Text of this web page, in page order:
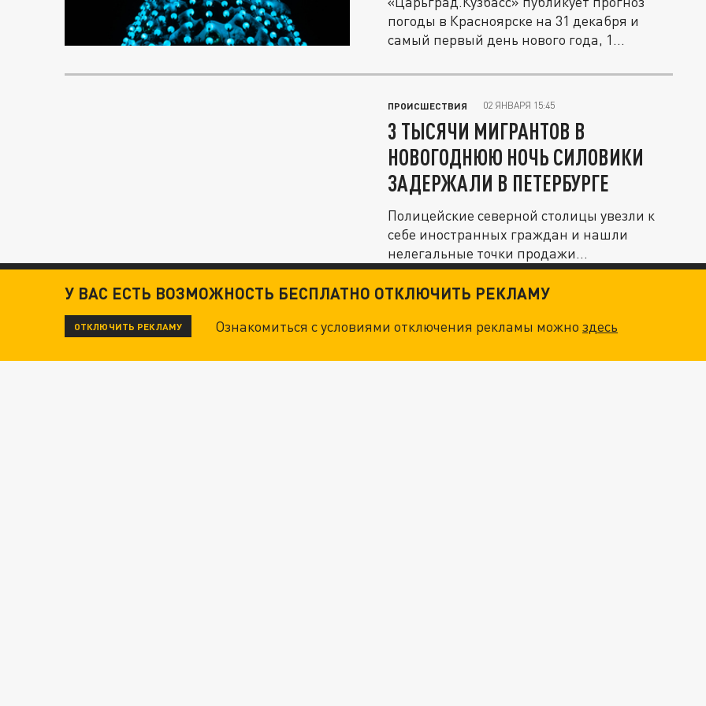
погоды в Красноярске на 31 декабря и
самый первый день нового года, 1...
ПРОИСШЕСТВИЯ 02 ЯНВАРЯ 15:45
3 ТЫСЯЧИ МИГРАНТОВ В
НОВОГОДНЮЮ НОЧЬ СИЛОВИКИ
ЗАДЕРЖАЛИ В ПЕТЕРБУРГЕ
Полицейские северной столицы увезли к
себе иностранных граждан и нашли
нелегальные точки продажи
горячительных...
У ВАС ЕСТЬ ВОЗМОЖНОСТЬ БЕСПЛАТНО ОТКЛЮЧИТЬ РЕКЛАМУ
ОТКЛЮЧИТЬ РЕКЛАМУ Ознакомиться с условиями отключения рекламы можноздесь